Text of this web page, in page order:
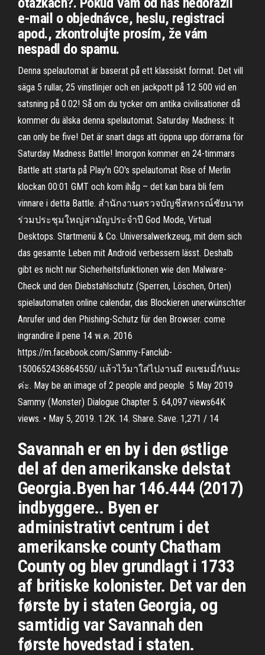
e-mail o objednávce, heslu, registraci
apod., zkontrolujte prosím, že vám
nespadl do spamu.
Denna spelautomat är baserat på ett klassiskt format. Det vill
säga 5 rullar, 25 vinstlinjer och en jackpott på 12 500 vid en
satsning på 0.02! Så om du tycker om antika civilisationer då
kommer du älska denna spelautomat. Saturday Madness: It
can only be five! Det är snart dags att öppna upp dörrarna för
Saturday Madness Battle! Imorgon kommer en 24-timmars
Battle att starta på Play'n GO's spelautomat Rise of Merlin
klockan 00:01 GMT och kom ihåg – det kan bara bli fem
vinnare i detta Battle. สำนักงานตรวจบัญชีสหกรณ์ชัยนาท
ร่วมประชุมใหญ่สามัญประจำปี God Mode, Virtual
Desktops. Startmenü & Co. Universalwerkzeug, mit dem sich
das gesamte Leben mit Android verbessern lässt. Deshalb
gibt es nicht nur Sicherheitsfunktionen wie den Malware-
Check und den Diebstahlschutz (Sperren, Löschen, Orten)
spielautomaten online calendar, das Blockieren unerwünschter
Anrufer und den Phishing-Schutz für den Browser. come
ingrandire il pene 14 พ.ค. 2016
https://m.facebook.com/Sammy-Fanclub-
1500652436864550/ แล้วไว้มาใส่ไปงานมี ตแซมมี่กันนะ
ค่ะ. May be an image of 2 people and people 5 May 2019
Sammy (Monster) Dialogue Chapter 5. 64,097 views64K
views. • May 5, 2019. 1.2K. 14. Share. Save. 1,271 / 14
Savannah er en by i den østlige
del af den amerikanske delstat
Georgia.Byen har 146.444 (2017)
indbyggere.. Byen er
administrativt centrum i det
amerikanske county Chatham
County og blev grundlagt i 1733
af britiske kolonister. Det var den
første by i staten Georgia, og
samtidig var Savannah den
første hovedstad i staten.